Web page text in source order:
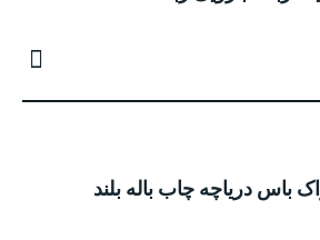
دریاچه چاب باله بلند